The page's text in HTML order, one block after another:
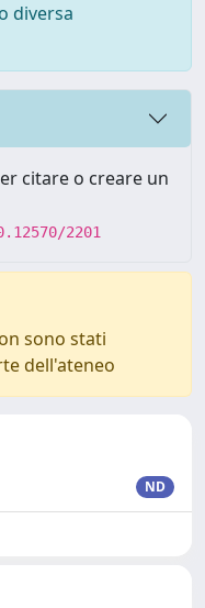
diversa
citare o creare un
2201
sono stati
dell'ateneo
ND